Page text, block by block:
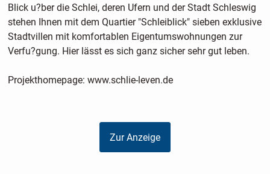
Blick u?ber die Schlei, deren Ufern und der Stadt Schleswig
stehen Ihnen mit dem Quartier "Schleiblick" sieben exklusive
Stadtvillen mit komfortablen Eigentumswohnungen zur
Verfu?gung. Hier lässt es sich ganz sicher sehr gut leben.
Projekthomepage: www.schlie-leven.de
Zur Anzeige